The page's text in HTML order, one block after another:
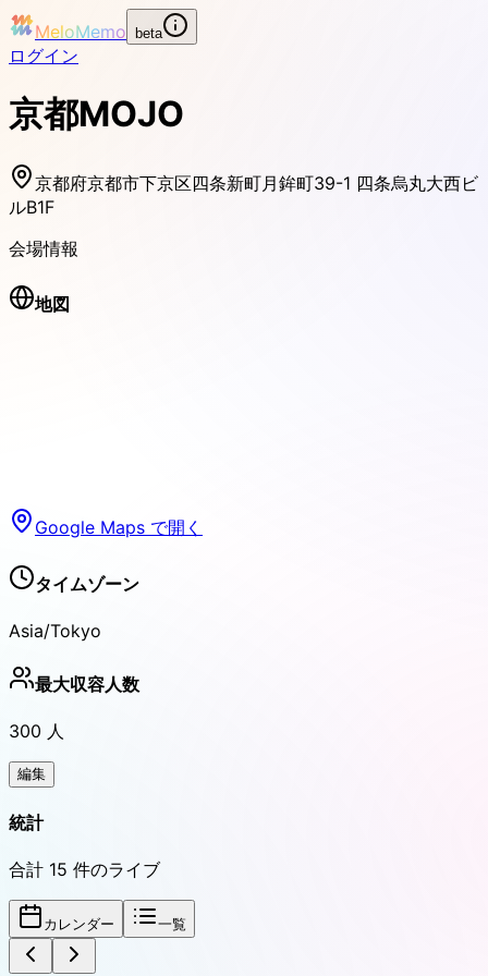
MeloMemo beta
ログイン
京都MOJO
京都府京都市下京区四条新町月鉾町39-1 四条烏丸大西ビ
ルB1F
会場情報
地図
Google Maps で開く
タイムゾーン
Asia/Tokyo
最大収容人数
300 人
編集
統計
合計 15 件のライブ
カレンダー 一覧